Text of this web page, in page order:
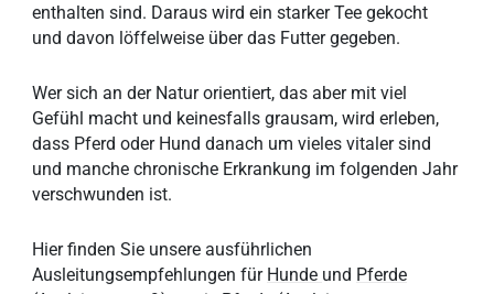
enthalten sind. Daraus wird ein starker Tee gekocht
und davon löffelweise über das Futter gegeben.
Wer sich an der Natur orientiert, das aber mit viel
Gefühl macht und keinesfalls grausam, wird erleben,
dass Pferd oder Hund danach um vieles vitaler sind
und manche chronische Erkrankung im folgenden Jahr
verschwunden ist.
Hier finden Sie unsere ausführlichen
Ausleitungsempfehlungen für Hunde und Pferde